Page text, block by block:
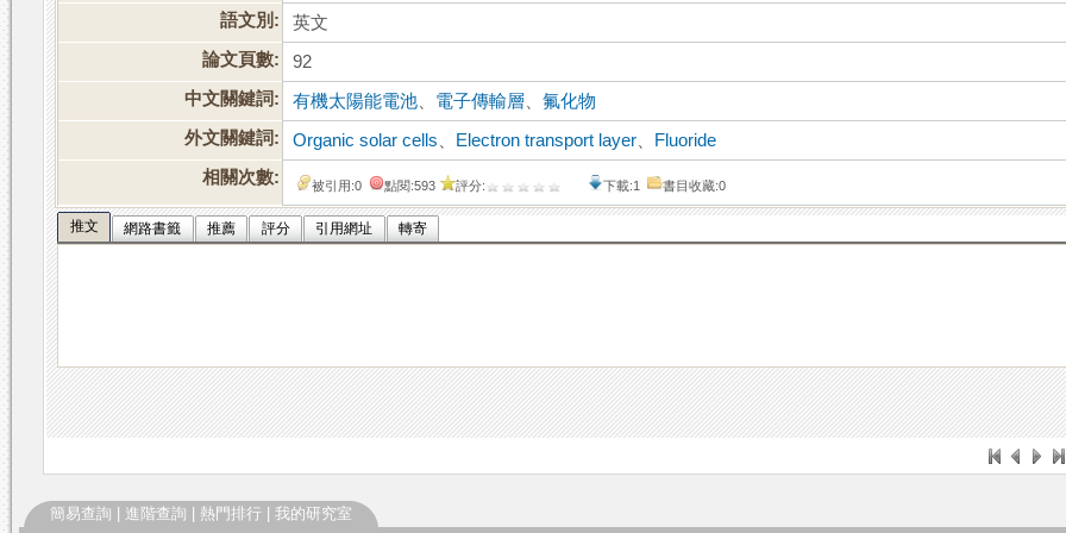
語文別:
英文
論文頁數:
92
中文關鍵詞:
有機太陽能電池 電子傳輸層 、氟化物
外文關鍵詞:
Organic solar cells Electron transport layer
Fluoride
相關次數:
被引用:0 點閱:593 評分: 下載:1 書目收藏:0
推文 網路書籤 推薦 評分 引用網址 轉寄
簡易查詢 進階查詢 熱門排行 我的研究室